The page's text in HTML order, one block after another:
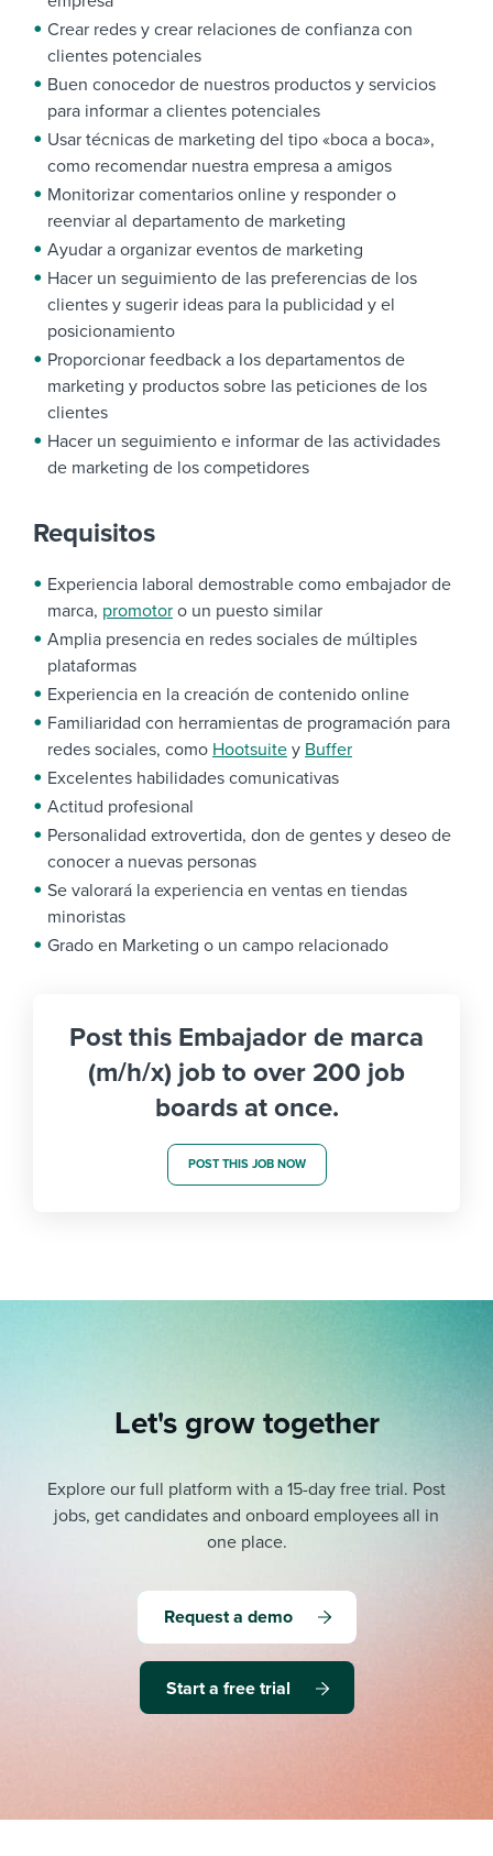
Crear redes y crear relaciones de confianza con
clientes potenciales
Buen conocedor de nuestros productos y servicios
para informar a clientes potenciales
Usar técnicas de marketing del tipo «boca a boca»,
como recomendar nuestra empresa a amigos
Monitorizar comentarios online y responder o
reenviar al departamento de marketing
Ayudar a organizar eventos de marketing
Hacer un seguimiento de las preferencias de los
clientes y sugerir ideas para la publicidad y el
posicionamiento
Proporcionar feedback a los departamentos de
marketing y productos sobre las peticiones de los
clientes
Hacer un seguimiento e informar de las actividades
de marketing de los competidores
Requisitos
Experiencia laboral demostrable como embajador de
marca, promotor o un puesto similar
Amplia presencia en redes sociales de múltiples
plataformas
Experiencia en la creación de contenido online
Familiaridad con herramientas de programación para
redes sociales, como Hootsuite y Buffer
Excelentes habilidades comunicativas
Actitud profesional
Personalidad extrovertida, don de gentes y deseo de
conocer a nuevas personas
Se valorará la experiencia en ventas en tiendas
minoristas
Grado en Marketing o un campo relacionado
Post this Embajador de marca
(m/h/x) job to over 200 job
boards at once.
POST THIS JOB NOW
Let's grow together
Explore our full platform with a 15-day free trial. Post
jobs, get candidates and onboard employees all in
one place.
Request a demo
Start a free trial